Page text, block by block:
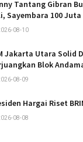
Tantang Gibran
Sayembara 100 Juta
08-10
Jakarta Utara Solid
Blok
08-09
Hargai Riset
08-08